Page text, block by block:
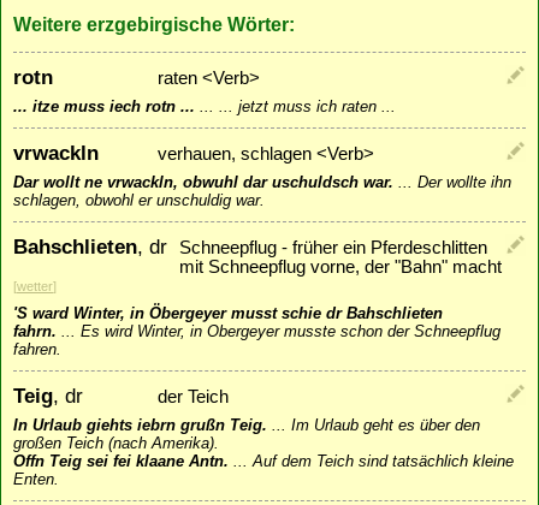
Weitere erzgebirgische Wörter:
rotn raten <Verb>
... itze muss iech rotn ... ... ... jetzt muss ich raten ...
vrwackln verhauen, schlagen <Verb>
Dar wollt ne vrwackln, obwuhl dar uschuldsch war. ... Der wollte ihn
schlagen, obwohl er unschuldig war.
Bahschlieten, dr
Schneepflug - früher ein Pferdeschlitten
mit Schneepflug vorne, der "Bahn" macht
[wetter]
'S ward Winter, in Öbergeyer musst schie dr Bahschlieten
fahrn. ... Es wird Winter, in Obergeyer musste schon der Schneepflug
fahren.
Teig, dr der Teich
In Urlaub giehts iebrn grußn Teig. ... Im Urlaub geht es über den
großen Teich (nach Amerika).
Offn Teig sei fei klaane Antn. ...Auf dem Teich sind tatsächlich kleine
Enten.